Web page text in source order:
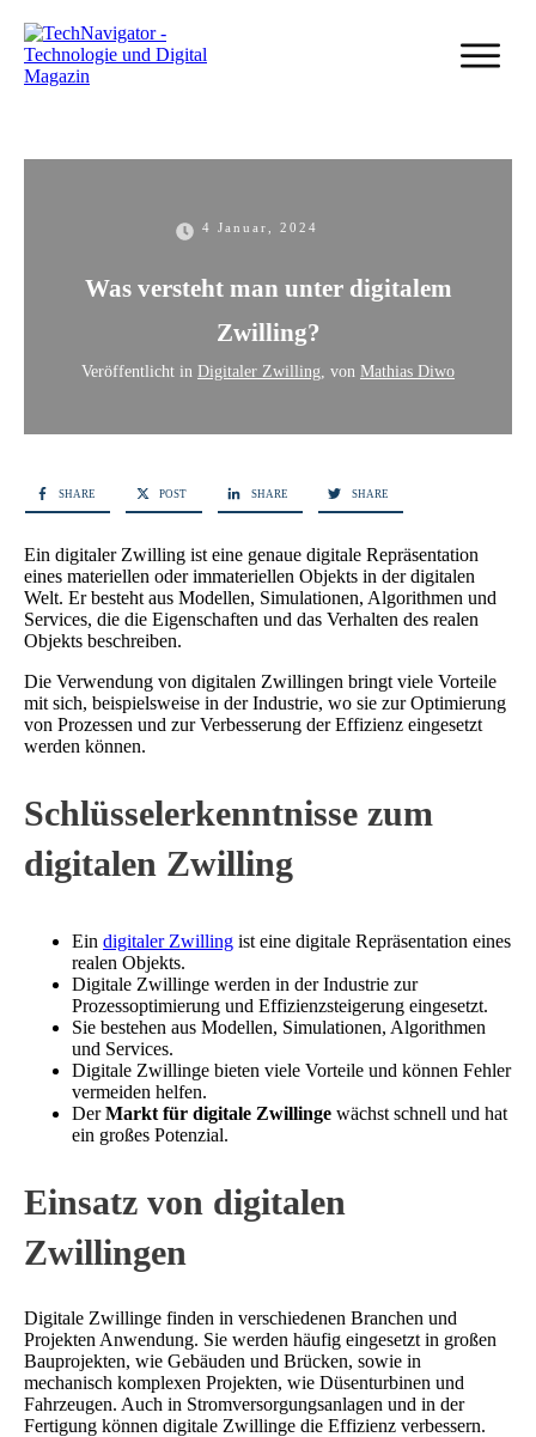
4 Januar, 2024
Was versteht man unter digitalem
Zwilling?
Veröffentlicht in Digitaler Zwilling , von Mathias Diwo
SHARE POST SHARE SHARE
Ein digitaler Zwilling ist eine genaue digitale Repräsentation
eines materiellen oder immateriellen Objekts in der digitalen
Welt. Er besteht aus Modellen, Simulationen, Algorithmen und
Services, die die Eigenschaften und das Verhalten des realen
Objekts beschreiben.
Die Verwendung von digitalen Zwillingen bringt viele Vorteile
mit sich, beispielsweise in der Industrie, wo sie zur Optimierung
von Prozessen und zur Verbesserung der Effizienz eingesetzt
werden können.
Schlüsselerkenntnisse zum
digitalen Zwilling
Ein digitaler Zwilling ist eine digitale Repräsentation eines
realen Objekts.
Digitale Zwillinge werden in der Industrie zur
Prozessoptimierung und Effizienzsteigerung eingesetzt.
Sie bestehen aus Modellen, Simulationen, Algorithmen
und Services.
Digitale Zwillinge bieten viele Vorteile und können Fehler
vermeiden helfen.
DerMarkt für digitale Zwillinge wächst schnell und hat
ein großes Potenzial.
Einsatz von digitalen
Zwillingen
Digitale Zwillinge finden in verschiedenen Branchen und
Projekten Anwendung. Sie werden häufig eingesetzt in großen
Bauprojekten, wie Gebäuden und Brücken, sowie in
mechanisch komplexen Projekten, wie Düsenturbinen und
Fahrzeugen. Auch in Stromversorgungsanlagen und in der
Fertigung können digitale Zwillinge die Effizienz verbessern.